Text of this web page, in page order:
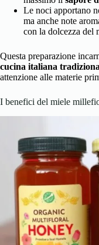
Le noci apportano
ma anche note
con la dolcezza del
Questa preparazione
cucina italiana
attenzione alle materie
I benefici del miele